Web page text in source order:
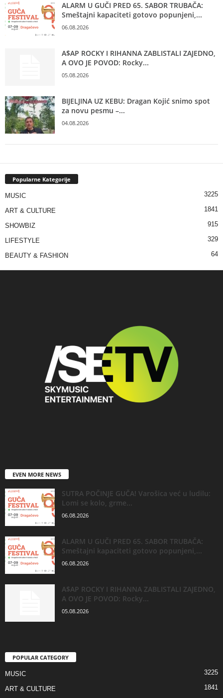
ALARM U GUČI PRED 65. SABOR TRUBAČA:
Smeštajni kapaciteti gotovo popunjeni,...
06.08.2026
A$AP ROCKY I RIHANNA ZABLISTALI ZAJEDNO,
A OVO JE POVOD: Rocky...
05.08.2026
BIJELJINA UZ KEBU: Dragan Kojić snimo spot
za novu pesmu –...
04.08.2026
Popularne Kategorije
MUSIC 3225
ART & CULTURE 1841
SHOWBIZ 915
LIFESTYLE 329
BEAUTY & FASHION 64
EVEN MORE NEWS
SUTRA POČINJE GUČA! Varošica već u ludilu:
Lomi se kolo, grme...
06.08.2026
ALARM U GUČI PRED 65. SABOR TRUBAČA:
Smeštajni kapaciteti gotovo popunjeni,...
06.08.2026
A$AP ROCKY I RIHANNA ZABLISTALI ZAJEDNO,
A OVO JE POVOD: Rocky...
05.08.2026
POPULAR CATEGORY
MUSIC 3225
ART & CULTURE 1841